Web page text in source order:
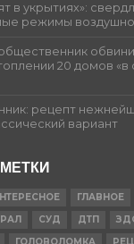
в укрытиях»:
режимы
20 домов «в
рецепт
вариант
ГЛАВНОЕ
СУД ДТП